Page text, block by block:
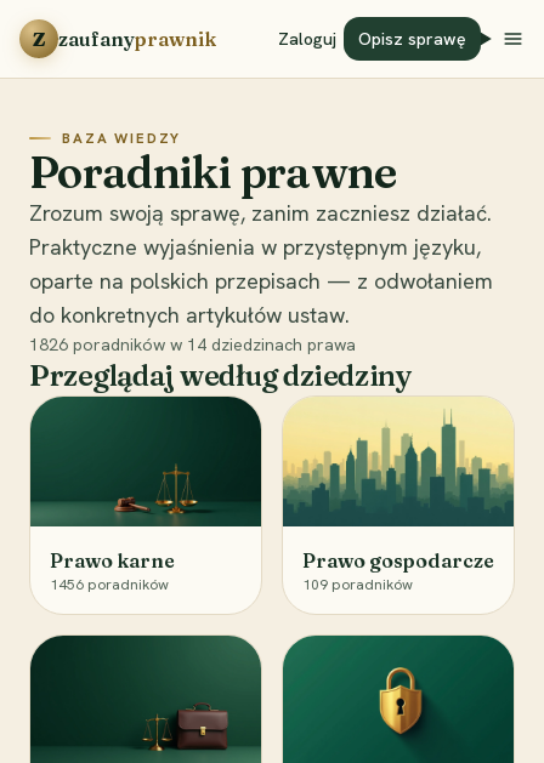
Przejdź do treści
Z zaufanyprawnik Zaloguj Opisz sprawę
BAZA WIEDZY
Poradniki prawne
Zrozum swoją sprawę, zanim zaczniesz działać.
Praktyczne wyjaśnienia w przystępnym języku,
oparte na polskich przepisach — z odwołaniem
do konkretnych artykułów ustaw.
1826 poradników w 14 dziedzinach prawa
Przeglądaj według dziedziny
Prawo karne
1456 poradników
Prawo gospodarcze
109 poradników